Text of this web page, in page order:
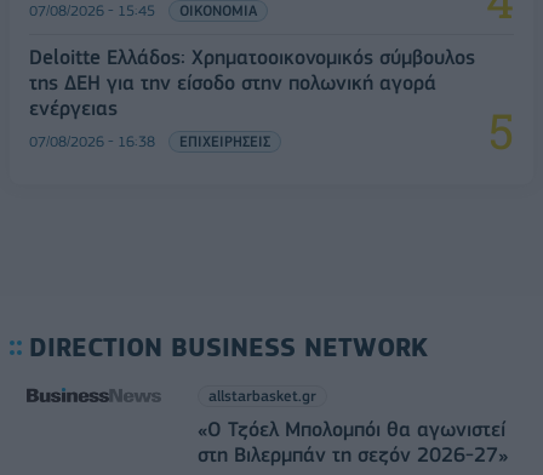
07/08/2026 - 15:45 ΟΙΚΟΝΟΜΙΑ
Deloitte Ελλάδος: Χρηματοοικονομικός σύμβουλος
της ΔΕΗ για την είσοδο στην πολωνική αγορά
ενέργειας
07/08/2026 - 16:38 ΕΠΙΧΕΙΡΗΣΕΙΣ
DIRECTION BUSINESS NETWORK
allstarbasket.gr
«Ο Τζόελ Μπολομπόι θα αγωνιστεί
στη Βιλερμπάν τη σεζόν 2026-27»